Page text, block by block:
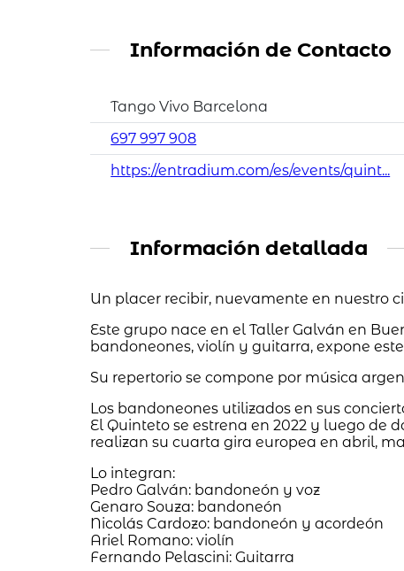
Información de Contacto
Tango Vivo Barcelona
697 997 908
https://entradium.com/es/events/quint...
Información detallada
Un placer recibir, nuevamente en nuestro
Este grupo nace en el Taller Galván en
bandoneones, violín y guitarra, expone
Su repertorio se compone por música
Los bandoneones utilizados en sus
El Quinteto se estrena en 2022 y luego de
realizan su cuarta gira europea en abril,
Lo integran:
Pedro Galván: bandoneón y voz
Genaro Souza: bandoneón
Nicolás Cardozo: bandoneón y acordeón
Ariel Romano: violín
Fernando Pelascini: Guitarra